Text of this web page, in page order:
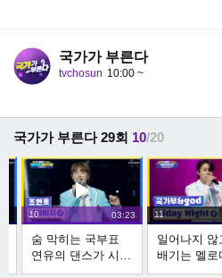
국가가 부른다
tvchosun 10:00 ~
국가가 부른다 29회 10/20
10 03:23
숨 막히는 국부표
연유의 댄스가 시작
된다 ‘나팔바지’ TV
11
일어나지 않
배기는 멜로
(≧▽≦)/